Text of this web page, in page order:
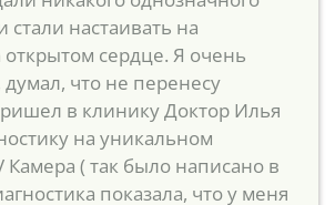
стали настаивать на
сердце. Я очень
думал, что не перенесу
в клинику Доктор Илья
на уникальном
Камера ( так было написано в
показала, что у меня